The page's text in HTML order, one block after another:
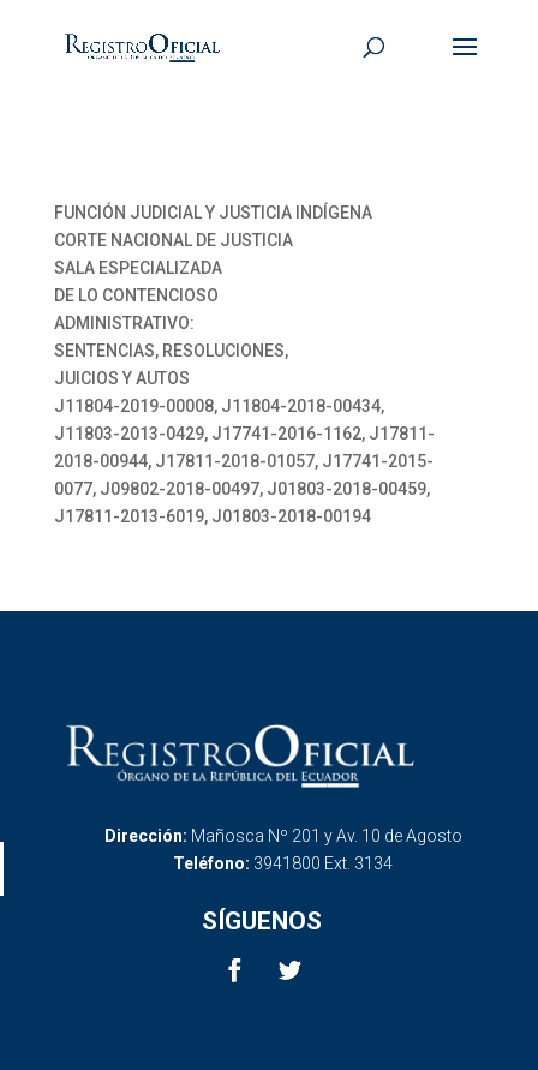
FUNCIÓN JUDICIAL Y JUSTICIA INDÍGENA
CORTE NACIONAL DE JUSTICIA
SALA ESPECIALIZADA
DE LO CONTENCIOSO
ADMINISTRATIVO:
SENTENCIAS, RESOLUCIONES,
JUICIOS Y AUTOS
J11804-2019-00008, J11804-2018-00434,
J11803-2013-0429, J17741-2016-1162, J17811-
2018-00944, J17811-2018-01057, J17741-2015-
0077, J09802-2018-00497, J01803-2018-00459,
J17811-2013-6019, J01803-2018-00194
Dirección: Mañosca Nº 201 y Av. 10 de Agosto
Teléfono: 3941800 Ext. 3134
SÍGUENOS